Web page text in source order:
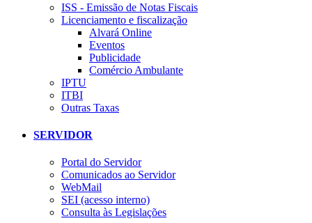
ISS - Emissão de Notas Fiscais
Licenciamento e fiscalização
Alvará Online
Eventos
Publicidade
Comércio Ambulante
IPTU
ITBI
Outras Taxas
SERVIDOR
Portal do Servidor
Comunicados ao Servidor
WebMail
SEI (acesso interno)
Consulta às Legislações